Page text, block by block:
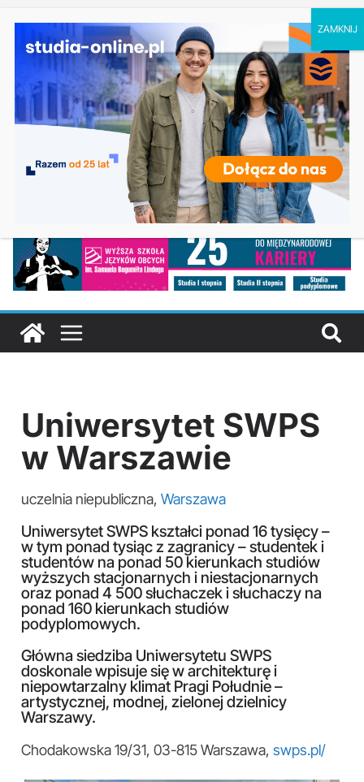
Ostatnie
wpisy:
Logistyka – studia inżynierskie na Uniwersytecie
Szczecińskim
Elektroniczne przetwarzanie informacji w Krakowie
Prawo w Łomży
Pedagogika przedszkolna i wczesnoszkolna w
Skierniewicach
Kosmetologia w Opolu
Uniwersytet SWPS
w Warszawie
uczelnia niepubliczna, Warszawa
Uniwersytet SWPS kształci ponad 16 tysięcy –
w tym ponad tysiąc z zagranicy – studentek i
studentów na ponad 50 kierunkach studiów
wyższych stacjonarnych i niestacjonarnych
oraz ponad 4 500 słuchaczek i słuchaczy na
ponad 160 kierunkach studiów
podyplomowych.
Główna siedziba Uniwersytetu SWPS
doskonale wpisuje się w architekturę i
niepowtarzalny klimat Pragi Południe –
artystycznej, modnej, zielonej dzielnicy
Warszawy.
Chodakowska 19/31, 03-815 Warszawa, swps.pl/